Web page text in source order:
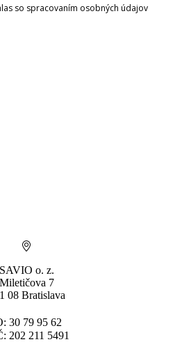
so spracovaním osobných údajov
SAVIO o. z.
Miletičova 7
08 Bratislava
30 79 95 62
202 211 5491